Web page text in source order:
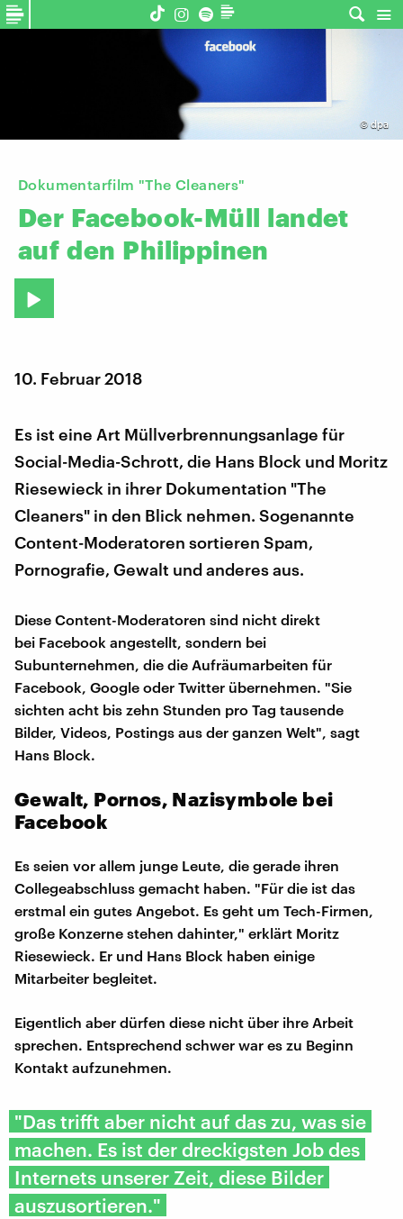
© dpa
Dokumentarfilm "The Cleaners"
Der Facebook-Müll landet
auf den Philippinen
10. Februar 2018
Es ist eine Art Müllverbrennungsanlage für
Social-Media-Schrott, die Hans Block und Moritz
Riesewieck in ihrer Dokumentation "The
Cleaners" in den Blick nehmen. Sogenannte
Content-Moderatoren sortieren Spam,
Pornografie, Gewalt und anderes aus.
Diese Content-Moderatoren sind nicht direkt
bei Facebook angestellt, sondern bei
Subunternehmen, die die Aufräumarbeiten für
Facebook, Google oder Twitter übernehmen. "Sie
sichten acht bis zehn Stunden pro Tag tausende
Bilder, Videos, Postings aus der ganzen Welt", sagt
Hans Block.
Gewalt, Pornos, Nazisymbole bei
Facebook
Es seien vor allem junge Leute, die gerade ihren
Collegeabschluss gemacht haben. "Für die ist das
erstmal ein gutes Angebot. Es geht um Tech-Firmen,
große Konzerne stehen dahinter," erklärt Moritz
Riesewieck. Er und Hans Block haben einige
Mitarbeiter begleitet.
Eigentlich aber dürfen diese nicht über ihre Arbeit
sprechen. Entsprechend schwer war es zu Beginn
Kontakt aufzunehmen.
"Das trifft aber nicht auf das zu, was sie
machen. Es ist der dreckigsten Job des
Internets unserer Zeit, diese Bilder
auszusortieren."